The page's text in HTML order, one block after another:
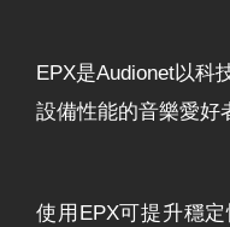
EPX是Audionet以科
設備性能的音樂愛好
使用EPX可提升穩